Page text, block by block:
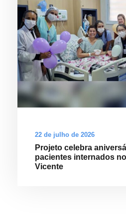
22 de julho de 2026
Projeto celebra
pacientes internados
Vicente